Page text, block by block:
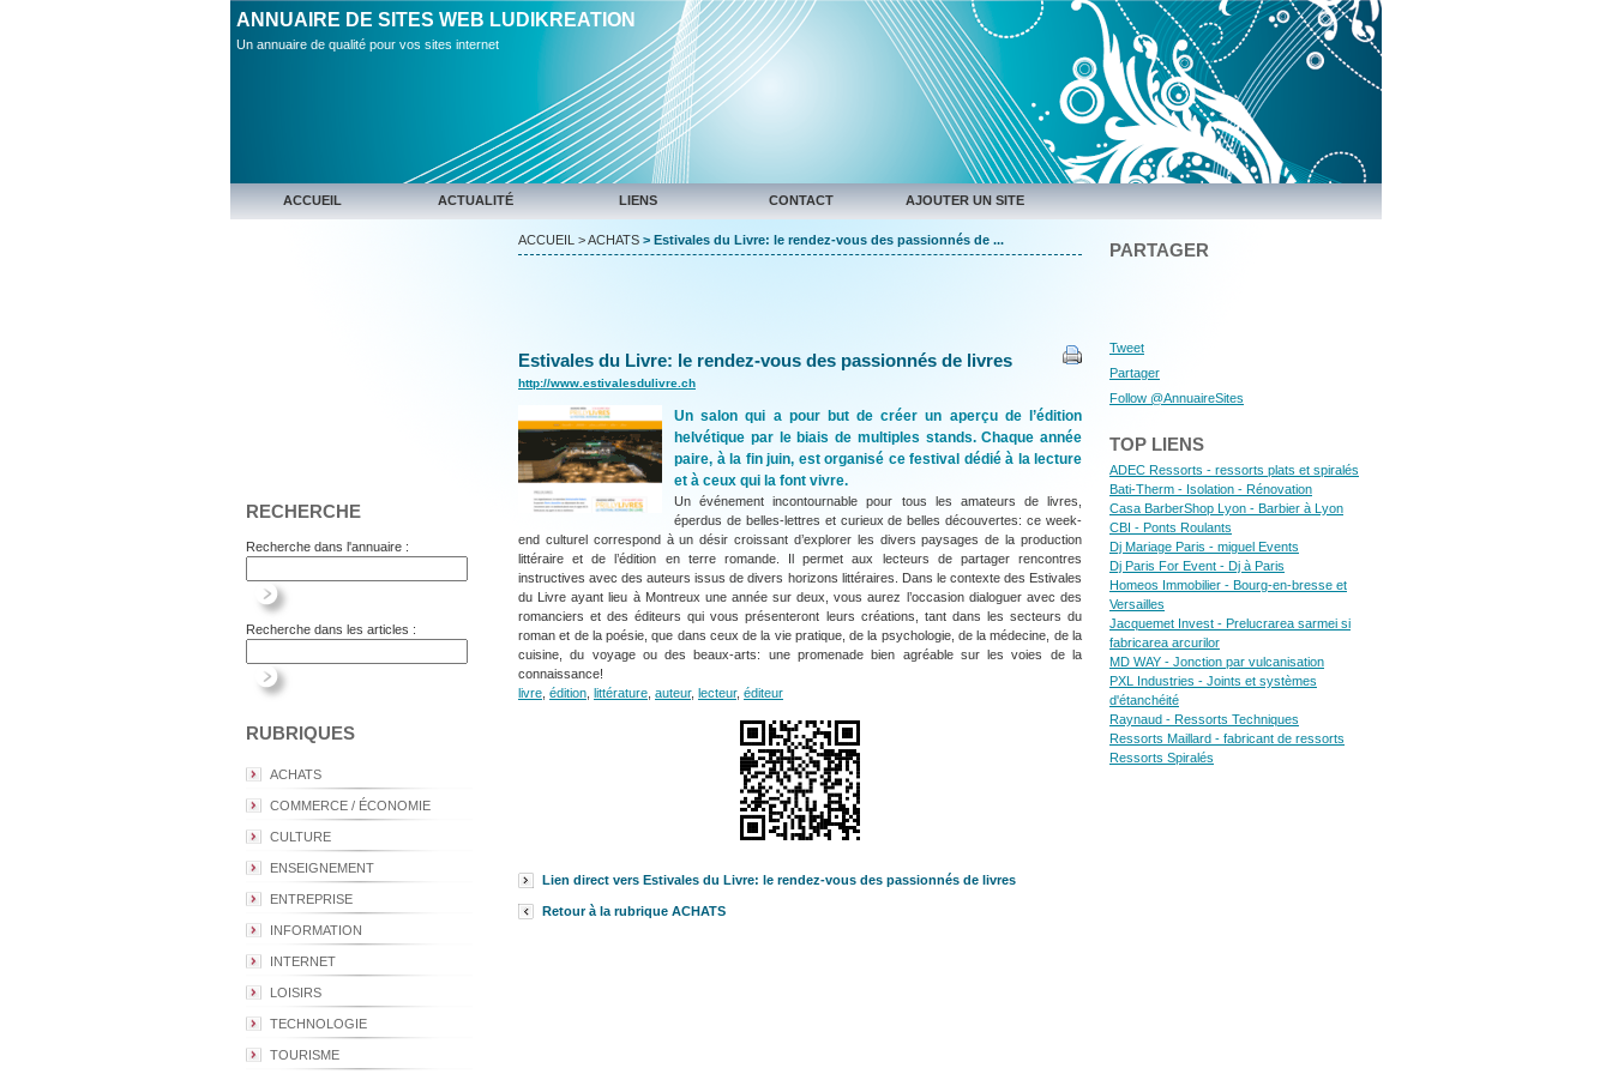
ANNUAIRE DE SITES WEB LUDIKREATION
Un annuaire de qualité pour vos sites internet
ACCUEIL ACTUALITÉ LIENS CONTACT AJOUTER UN SITE
RECHERCHE
Recherche dans l'annuaire :
Recherche dans les articles :
RUBRIQUES
ACHATS
COMMERCE / ÉCONOMIE
CULTURE
ENSEIGNEMENT
ENTREPRISE
INFORMATION
INTERNET
LOISIRS
TECHNOLOGIE
TOURISME
ACCUEIL >ACHATS > Estivales du Livre: le rendez-vous des passionnés de ...
Estivales du Livre: le rendez-vous des passionnés de livres
http://www.estivalesdulivre.ch
Un salon qui a pour but de créer un aperçu de l’édition
helvétique par le biais de multiples stands. Chaque année
paire, à la fin juin, est organisé ce festival dédié à la lecture
et à ceux qui la font vivre.
Un événement incontournable pour tous les amateurs de livres,
éperdus de belles-lettres et curieux de belles découvertes: ce week-
end culturel correspond à un désir croissant d’explorer les divers paysages de la production
littéraire et de l’édition en terre romande. Il permet aux lecteurs de partager rencontres
instructives avec des auteurs issus de divers horizons littéraires. Dans le contexte des Estivales
du Livre ayant lieu à Montreux une année sur deux, vous aurez l’occasion dialoguer avec des
romanciers et des éditeurs qui vous présenteront leurs créations, tant dans les secteurs du
roman et de la poésie, que dans ceux de la vie pratique, de la psychologie, de la médecine, de la
cuisine, du voyage ou des beaux-arts: une promenade bien agréable sur les voies de la
connaissance!
livre édition littérature auteur, lecteur, éditeur
Lien direct vers Estivales du Livre: le rendez-vous des passionnés de livres
Retour à la rubrique ACHATS
PARTAGER
Tweet
Partager
Follow @AnnuaireSites
TOP LIENS
ADEC Ressorts - ressorts plats et spiralés
Bati-Therm - Isolation - Rénovation
Casa BarberShop Lyon - Barbier à Lyon
CBI - Ponts Roulants
Dj Mariage Paris - miguel Events
Dj Paris For Event - Dj à Paris
Homeos Immobilier - Bourg-en-bresse et
Versailles
Jacquemet Invest - Prelucrarea sarmei si
fabricarea arcurilor
MD WAY - Jonction par vulcanisation
PXL Industries - Joints et systèmes
d'étanchéité
Raynaud - Ressorts Techniques
Ressorts Maillard - fabricant de ressorts
Ressorts Spiralés